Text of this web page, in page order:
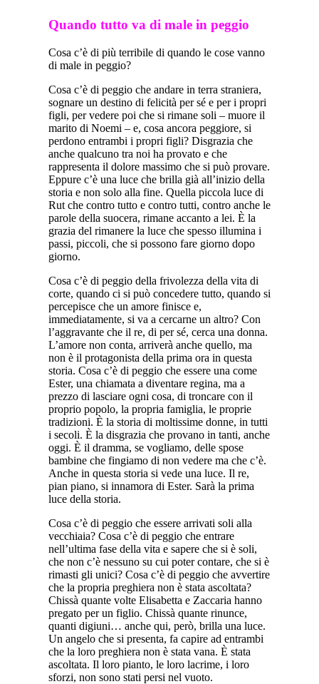
Quando tutto va di male in peggio
Cosa c’è di più terribile di quando le cose vanno
di male in peggio?
Cosa c’è di peggio che andare in terra straniera,
sognare un destino di felicità per sé e per i propri
figli, per vedere poi che si rimane soli – muore il
marito di Noemi – e, cosa ancora peggiore, si
perdono entrambi i propri figli? Disgrazia che
anche qualcuno tra noi ha provato e che
rappresenta il dolore massimo che si può provare.
Eppure c’è una luce che brilla già all’inizio della
storia e non solo alla fine. Quella piccola luce di
Rut che contro tutto e contro tutti, contro anche le
parole della suocera, rimane accanto a lei. È la
grazia del rimanere la luce che spesso illumina i
passi, piccoli, che si possono fare giorno dopo
giorno.
Cosa c’è di peggio della frivolezza della vita di
corte, quando ci si può concedere tutto, quando si
percepisce che un amore finisce e,
immediatamente, si va a cercarne un altro? Con
l’aggravante che il re, di per sé, cerca una donna.
L’amore non conta, arriverà anche quello, ma
non è il protagonista della prima ora in questa
storia. Cosa c’è di peggio che essere una come
Ester, una chiamata a diventare regina, ma a
prezzo di lasciare ogni cosa, di troncare con il
proprio popolo, la propria famiglia, le proprie
tradizioni. È la storia di moltissime donne, in tutti
i secoli. È la disgrazia che provano in tanti, anche
oggi. È il dramma, se vogliamo, delle spose
bambine che fingiamo di non vedere ma che c’è.
Anche in questa storia si vede una luce. Il re,
pian piano, si innamora di Ester. Sarà la prima
luce della storia.
Cosa c’è di peggio che essere arrivati soli alla
vecchiaia? Cosa c’è di peggio che entrare
nell’ultima fase della vita e sapere che si è soli,
che non c’è nessuno su cui poter contare, che si è
rimasti gli unici? Cosa c’è di peggio che avvertire
che la propria preghiera non è stata ascoltata?
Chissà quante volte Elisabetta e Zaccaria hanno
pregato per un figlio. Chissà quante rinunce,
quanti digiuni… anche qui, però, brilla una luce.
Un angelo che si presenta, fa capire ad entrambi
che la loro preghiera non è stata vana. È stata
ascoltata. Il loro pianto, le loro lacrime, i loro
sforzi, non sono stati persi nel vuoto.